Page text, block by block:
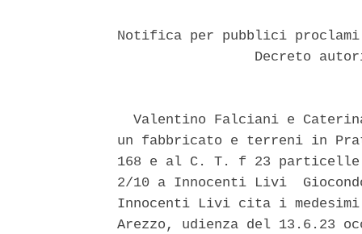
Notifica per pubblici
Decreto
Valentino Falciani e
un fabbricato e terreni in
168 e al C. T. f 23
2/10 a Innocenti Livi
Innocenti Livi cita i
Arezzo, udienza del